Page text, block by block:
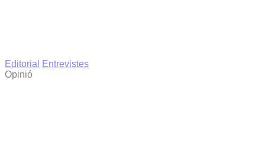
Editorial
Entrevistes
Opinió